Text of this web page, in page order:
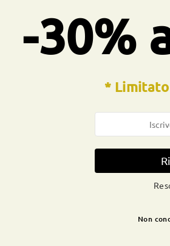
a causa del processo di
tempi di spedizione
dettagli
-30%
*
Non